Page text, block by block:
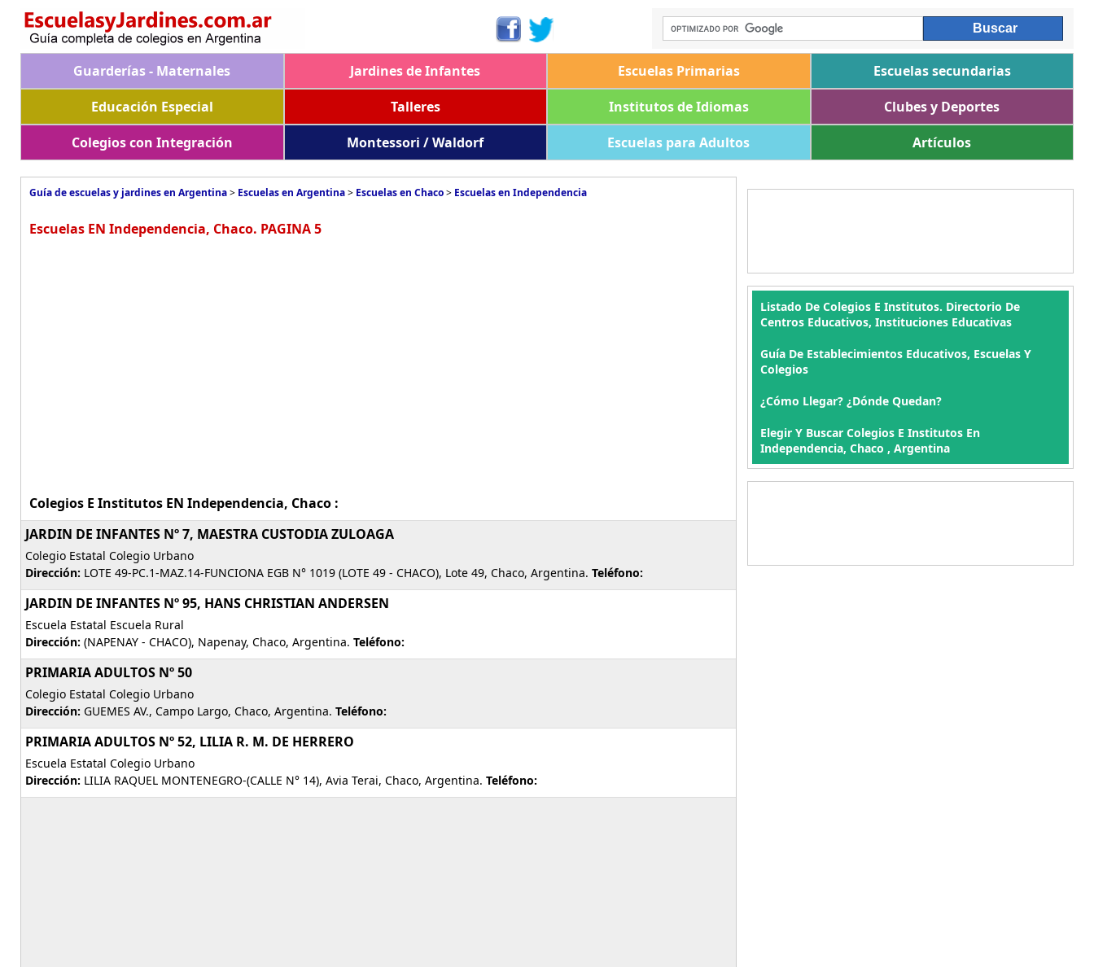
Guarderías - Maternales Jardines de Infantes Escuelas Primarias
Escuelas secundarias
Educación Especial
Talleres Institutos de Idiomas
Clubes y Deportes
Colegios con Integración
Montessori / Waldorf Escuelas para Adultos Artículos
Guía de escuelas y jardines en Argentina> Escuelas en Argentina> Escuelas en Chaco> Escuelas en Independencia
Escuelas EN Independencia, Chaco. PAGINA 5
Colegios E Institutos EN Independencia, Chaco :
JARDIN DE INFANTES Nº 7, MAESTRA CUSTODIA ZULOAGA
Colegio Estatal Colegio Urbano
Dirección: LOTE 49-PC.1-MAZ.14-FUNCIONA EGB N° 1019 (LOTE 49 - CHACO), Lote 49, Chaco, Argentina. Teléfono:
JARDIN DE INFANTES Nº 95, HANS CHRISTIAN ANDERSEN
Escuela Estatal Escuela Rural
Dirección: (NAPENAY - CHACO), Napenay, Chaco, Argentina. Teléfono:
PRIMARIA ADULTOS Nº 50
Colegio Estatal Colegio Urbano
Dirección: GUEMES AV., Campo Largo, Chaco, Argentina. Teléfono:
PRIMARIA ADULTOS Nº 52, LILIA R. M. DE HERRERO
Escuela Estatal Colegio Urbano
Dirección: LILIA RAQUEL MONTENEGRO-(CALLE N° 14), Avia Terai, Chaco, Argentina. Teléfono:
Listado De Colegios E Institutos. Directorio De
Centros Educativos, Instituciones Educativas
Guía De Establecimientos Educativos, Escuelas Y
Colegios
¿Cómo Llegar? ¿Dónde Quedan?
Elegir Y Buscar Colegios E Institutos En
Independencia, Chaco , Argentina